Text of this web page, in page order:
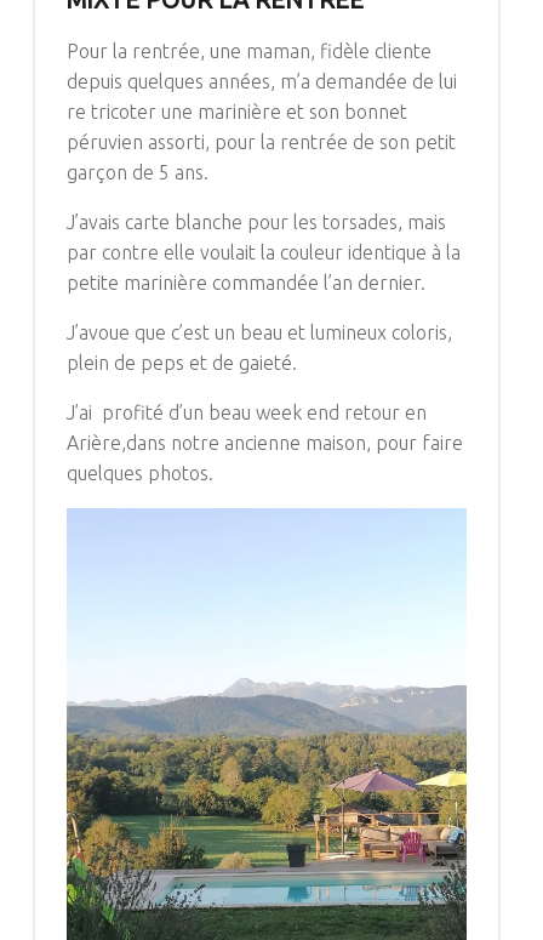
Pour la rentrée, une maman, fidèle cliente
depuis quelques années, m’a demandée de lui
re tricoter une marinière et son bonnet
péruvien assorti, pour la rentrée de son petit
garçon de 5 ans.
J’avais carte blanche pour les torsades, mais
par contre elle voulait la couleur identique à la
petite marinière commandée l’an dernier.
J’avoue que c’est un beau et lumineux coloris,
plein de peps et de gaieté.
J’ai profité d’un beau week end retour en
Arière,dans notre ancienne maison, pour faire
quelques photos.